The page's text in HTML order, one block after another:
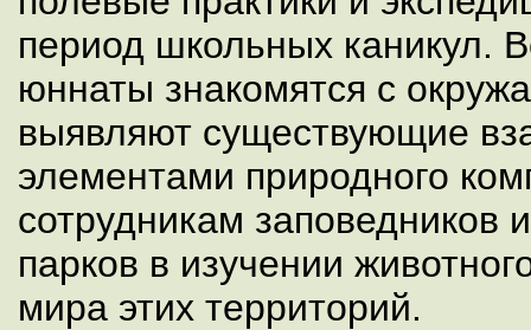
период школьных каникул.
юннаты знакомятся с
выявляют существующие
элементами природного
сотрудникам заповедников
парков в изучении
мира этих территорий.